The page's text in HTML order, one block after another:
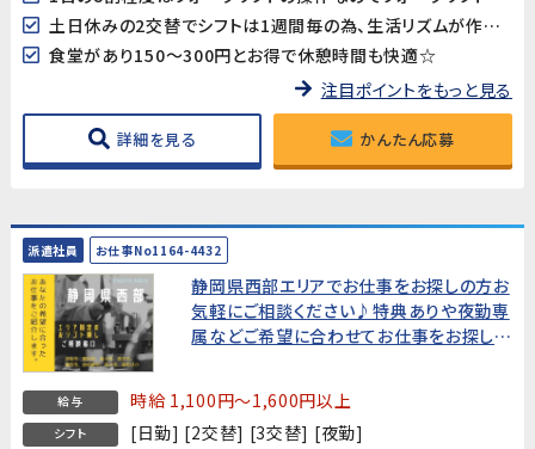
土日休みの2交替でシフトは1週間毎の為、生活リズムが作りやすい♪
食堂があり150～300円とお得で休憩時間も快適☆
注目ポイントをもっと見る
詳細を見る かんたん応募
派遣社員 お仕事No1164-4432
静岡県西部エリアでお仕事をお探しの方お
気軽にご相談ください♪特典ありや夜勤専
属などご希望に合わせてお仕事をお探しし
給与 時給 1,100円～1,600円以上
シフト [日勤] [2交替] [3交替] [夜勤]